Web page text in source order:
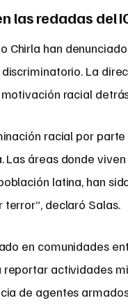
las redadas del
Chirla han
La
racial
racial por
Las áreas donde
latina, han
declaró Salas.
en comunidades
actividades
de agentes